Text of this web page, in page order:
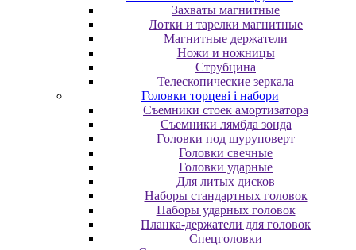
Захваты магнитные
Лотки и тарелки магнитные
Магнитные держатели
Ножи и ножницы
Струбцина
Телескопические зеркала
Головки торцеві і набори
Cъeмники cтoeк aмopтизaтopa
Cъeмники лямбдa зoндa
Гoлoвки пoд шуpупoвepт
Головки свечные
Головки ударные
Для литых дисков
Наборы стандартных головок
Наборы ударных головок
Планка-держатели для головок
Спецголовки